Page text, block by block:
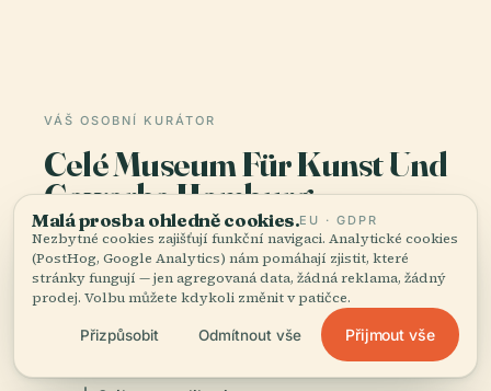
VÁŠ OSOBNÍ KURÁTOR
Celé Museum Für Kunst Und
Gewerbe Hamburg,
dobře vyprávěné.
Audioprůvodci pro 1 100+ měst ve 96 zemích.
Historie, příběhy a místní znalosti — dostupné
offline.
Malá prosba ohledně cookies.EU · GDPR
Nezbytné cookies zajišťují funkční navigaci. Analytické cookies
(PostHog, Google Analytics) nám pomáhají zjistit, které
stránky fungují — jen agregovaná data, žádná reklama, žádný
prodej. Volbu můžete kdykoli změnit v patičce.
Přizpůsobit Odmítnout vše Přijmout vše